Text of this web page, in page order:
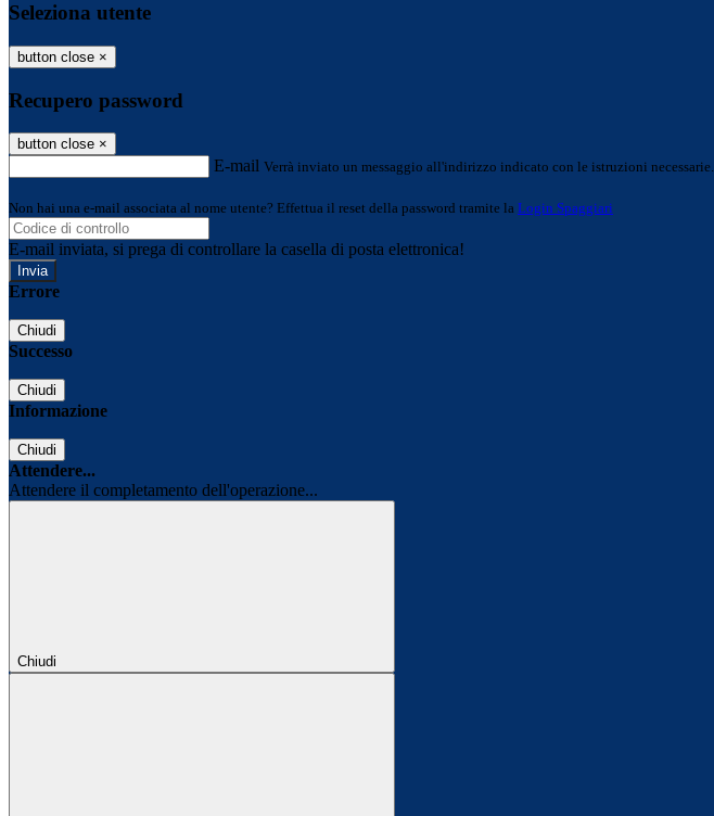
Seleziona utente
button close ×
Recupero password
button close ×
E-mail Verrà inviato un messaggio all'indirizzo indicato con le istruzioni necessarie.
Non hai una e-mail associata al nome utente? Effettua il reset della password tramite la Login Spaggiari
E-mail inviata, si prega di controllare la casella di posta elettronica!
Errore
Chiudi
Successo
Chiudi
Informazione
Chiudi
Attendere...
Attendere il completamento dell'operazione...
Chiudi